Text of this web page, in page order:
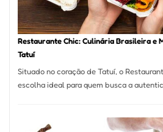
Restaurante Chic: Culinária Brasileira e
Tatuí
Situado no coração de Tatuí, o
escolha ideal para quem busca a